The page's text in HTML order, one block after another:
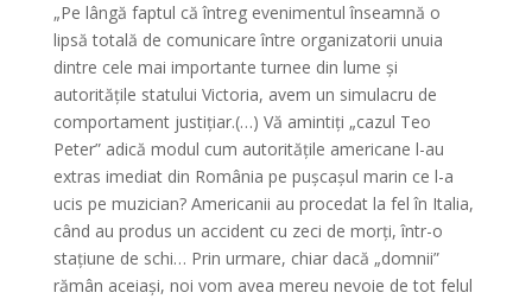
„Pe lângă faptul că întreg evenimentul înseamnă o
lipsă totală de comunicare între organizatorii unuia
dintre cele mai importante turnee din lume și
autoritățile statului Victoria, avem un simulacru de
comportament justițiar.(…) Vă amintiți „cazul Teo
Peter” adică modul cum autoritățile americane l-au
extras imediat din România pe pușcașul marin ce l-a
ucis pe muzician? Americanii au procedat la fel în Italia,
când au produs un accident cu zeci de morți, într-o
stațiune de schi… Prin urmare, chiar dacă „domnii”
rămân aceiași, noi vom avea mereu nevoie de tot felul